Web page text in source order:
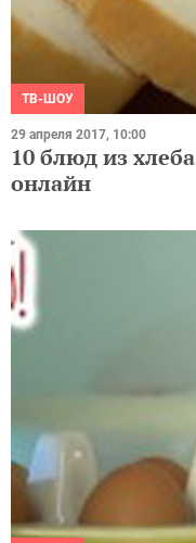
ТВ-ШОУ
29 апреля 2017, 10:00
10 блюд из
онлайн